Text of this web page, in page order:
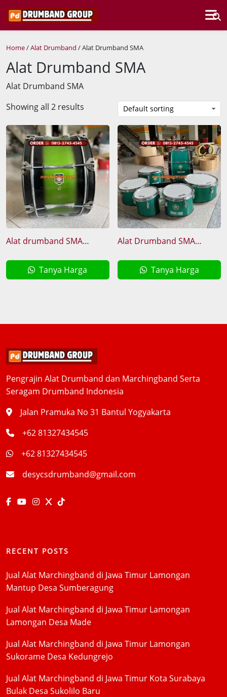
Home/Alat Drumband / Alat Drumband SMA
Alat Drumband SMA
Alat Drumband SMA
Showing all 2 results
Alat drumband SMA
Tanya Harga
Alat Drumband SMA
Tanya Harga
Pengrajin Alat Drumband dan Marchingband Serta
Seragam Drumband Indonesia
Jalan Pramuka No 31 Bantul Yogyakarta
+62 81327434545
+62 81327434545
desycsdrumband@gmail.com
RECENT POSTS
Jual Alat Marchingband di Jawa Timur Lamongan
Mantup Desa Sumberagung
Jual Alat Marchingband di Jawa Timur Lamongan
Lamongan Desa Made
Jual Alat Marchingband di Jawa Timur Lamongan
Sukorame Desa Kedungrejo
Jual Alat Marchingband di Jawa Timur Kota Surabaya
Bulak Desa Sukolilo Baru